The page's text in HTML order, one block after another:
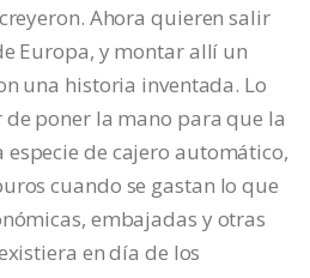
Ahora quieren salir
Europa, y montar allí un
una historia inventada. Lo
poner la mano para que la
de cajero automático,
cuando se gastan lo que
embajadas y otras
en día de los